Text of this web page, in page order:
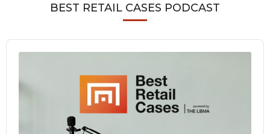
BEST RETAIL CASES PODCAST
Audio
Player